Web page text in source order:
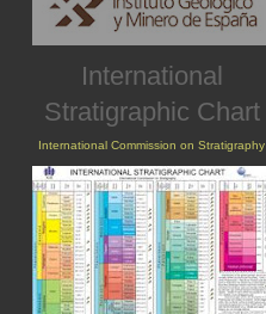
International
Stratigraphic Chart
International Commission on Stratigraphy